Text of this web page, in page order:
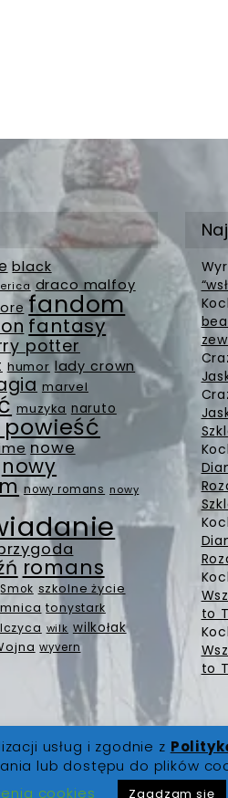
black
draco malfoy
fandom
fantasy
potter
humor lady crown
marvel
muzyka naruto
nowe
nowy
nowy romans nowy
romans
Smok szkolne życie
tonystark
wilk wilkołak
wyvern
to
to
|O Nas|Regulamin|Polityka
usług i zgodnie z
lub dostępu do plików
cookies
Zgadzam się